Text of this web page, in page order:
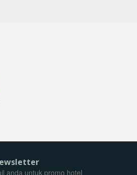
anda untuk promo hotel